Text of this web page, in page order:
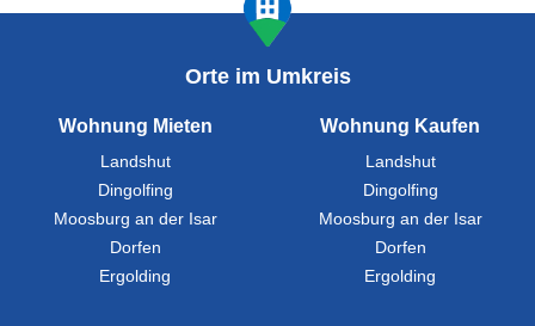
Orte im Umkreis
Wohnung Mieten
Landshut
Dingolfing
Moosburg an der Isar
Dorfen
Ergolding
Wohnung Kaufen
Landshut
Dingolfing
Moosburg an der Isar
Dorfen
Ergolding